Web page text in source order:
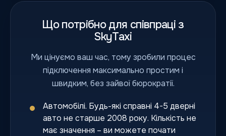
Що потрібно для співпраці з
SkyTaxi
Ми цінуємо ваш час, тому зробили процес
підключення максимально простим і
швидким, без зайвої бюрократії.
Автомобілі. Будь-які справні 4-5 дверні
авто не старше 2008 року. Кількість не
має значення – ви можете почати